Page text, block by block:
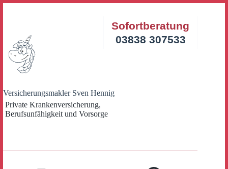
Versicherungsmakler Sven Hennig
Private Krankenversicherung,
Berufsunfähigkeit und Vorsorge
Sofortberatung
03838 307533